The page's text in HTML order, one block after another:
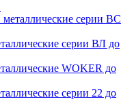
серии ВС
серии ВЛ до
WOKER до
серии 22 до